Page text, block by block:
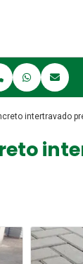
intertravado